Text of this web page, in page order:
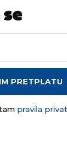
PRETPLATU
pravila